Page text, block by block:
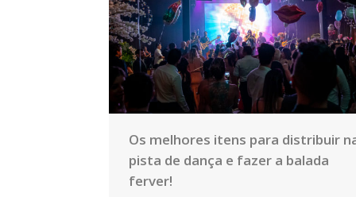
Os melhores itens para distribuir
pista de dança e fazer a balada
ferver!